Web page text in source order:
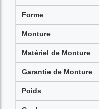
Forme
Monture
Matériel de Monture
Garantie de Monture
Poids